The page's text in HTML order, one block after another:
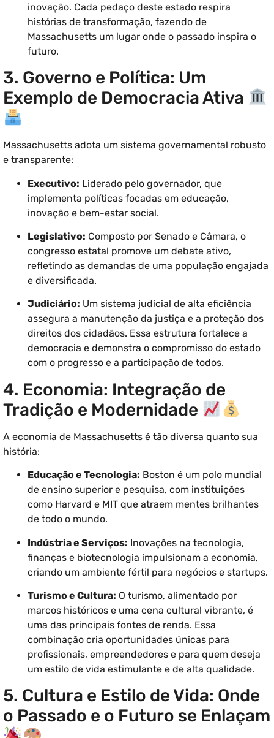
inovação. Cada pedaço deste estado respira
histórias de transformação, fazendo de
Massachusetts um lugar onde o passado inspira o
futuro.
3. Governo e Política: Um
Exemplo de Democracia Ativa
Massachusetts adota um sistema governamental robusto
e transparente:
Executivo: Liderado pelo governador, que
implementa políticas focadas em educação,
inovação e bem-estar social.
Legislativo: Composto por Senado e Câmara, o
congresso estatal promove um debate ativo,
refletindo as demandas de uma população engajada
e diversificada.
Judiciário: Um sistema judicial de alta eficiência
assegura a manutenção da justiça e a proteção dos
direitos dos cidadãos. Essa estrutura fortalece a
democracia e demonstra o compromisso do estado
com o progresso e a participação de todos.
4. Economia: Integração de
Tradição e Modernidade
A economia de Massachusetts é tão diversa quanto sua
história:
Educação e Tecnologia: Boston é um polo mundial
de ensino superior e pesquisa, com instituições
como Harvard e MIT que atraem mentes brilhantes
de todo o mundo.
Indústria e Serviços: Inovações na tecnologia,
finanças e biotecnologia impulsionam a economia,
criando um ambiente fértil para negócios e startups.
Turismo e Cultura: O turismo, alimentado por
marcos históricos e uma cena cultural vibrante, é
uma das principais fontes de renda. Essa
combinação cria oportunidades únicas para
profissionais, empreendedores e para quem deseja
um estilo de vida estimulante e de alta qualidade.
5. Cultura e Estilo de Vida: Onde
o Passado e o Futuro se Enlaçam